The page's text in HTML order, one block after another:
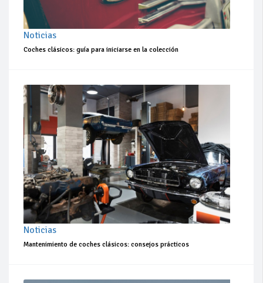
Noticias
Coches clásicos: guía para iniciarse en la colección
Noticias
Mantenimiento de coches clásicos: consejos prácticos